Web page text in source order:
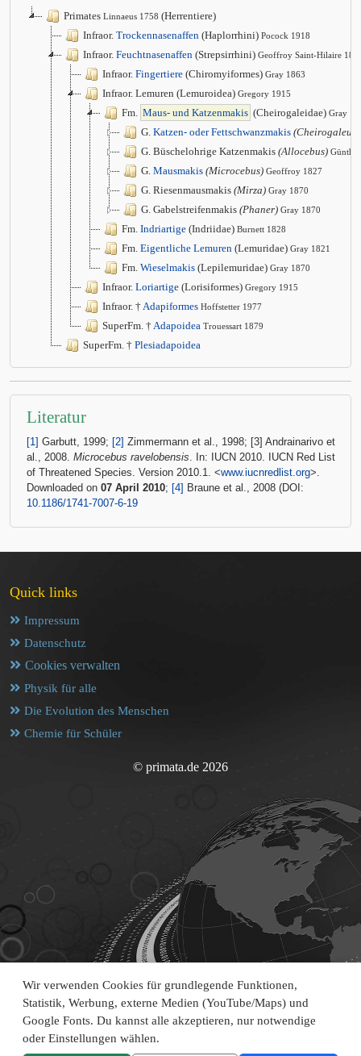
Wir verwenden Cookies für grundlegende Funktionen,
Statistik, Werbung, externe Medien (YouTube/Maps) und
Google Fonts. Du kannst alle akzeptieren, nur notwendige
oder Einstellungen wählen.
Primates Linnaeus 1758 (Herrentiere)
Infraor. Trockennasenaffen (Haplorrhini) Pocock 1918
Infraor. Feuchtnasenaffen (Strepsirrhini) Geoffroy Saint-Hilaire
Infraor. Fingertiere (Chiromyiformes) Gray 1863
Infraor. Lemuren (Lemuroidea) Gregory 1915
Fm. Maus- und Katzenmakis (Cheirogaleidae) Gray
G. Katzen- oder Fettschwanzmakis (Cheirogaleus)
G. Büschelohrige Katzenmakis (Allocebus)
G. Mausmakis (Microcebus) Geoffroy 1827
G. Riesenmausmakis (Mirza) Gray 1870
G. Gabelstreifenmakis (Phaner) Gray 1870
Fm. Indriartige (Indriidae) Burnett 1828
Fm. Eigentliche Lemuren (Lemuridae) Gray 1821
Fm. Wieselmakis (Lepilemuridae) Gray 1870
Infraor. Loriartige (Lorisiformes) Gregory 1915
Infraor. † Adapiformes Hoffstetter 1977
SuperFm. † Adapoidea Trouessart 1879
SuperFm. † Plesiadapoidea
Literatur
[1] Garbutt, 1999; [2] Zimmermann et al., 1998; [3] Andrainarivo et
al., 2008. Microcebus ravelobensis. In: IUCN 2010. IUCN Red List
of Threatened Species. Version 2010.1. <www.iucnredlist.org>.
Downloaded on 07 April 2010; [4] Braune et al., 2008 (DOI:
10.1186/1741-7007-6-19
Quick links
Impressum
Datenschutz
Cookies verwalten
Physik für alle
Die Evolution des Menschen
Chemie für Schüler
© primata.de 2026